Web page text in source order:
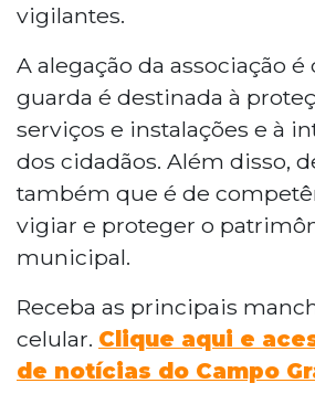
vigilantes.
A alegação da associação é
guarda é destinada à
serviços e instalações e à
dos cidadãos. Além disso,
também que é de
vigiar e proteger o
municipal.
Receba as principais
celular. Clique aqui e
de notícias do Campo